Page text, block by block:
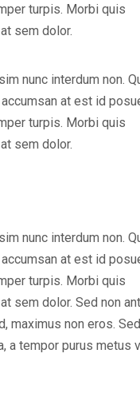
turpis. Morbi quis
sem dolor.
nunc interdum non.
at est id
turpis. Morbi quis
sem dolor.
nunc interdum non.
at est id
turpis. Morbi quis
sem dolor. Sed non
maximus non eros.
a tempor purus metus